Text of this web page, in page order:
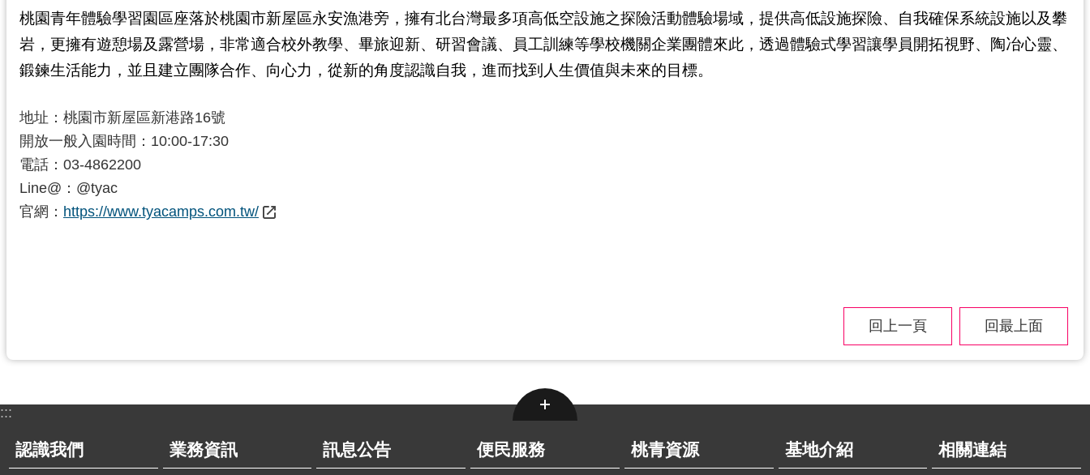
桃園青年體驗學習園區座落於桃園市新屋區永安漁港旁，擁有北台灣最多項高低空設施之探險活動體驗場域，提供高低設施探險、自我確保系統設施以及攀
岩，更擁有遊憩場及露營場，非常適合校外教學、畢旅迎新、研習會議、員工訓練等學校機關企業團體來此，透過體驗式學習讓學員開拓視野、陶冶心靈、
鍛鍊生活能力，並且建立團隊合作、向心力，從新的角度認識自我，進而找到人生價值與未來的目標。
地址：桃園市新屋區新港路16號
開放一般入園時間：10:00-17:30
電話：03-4862200
Line@：@tyac
官網： https://www.tyacamps.com.tw/
回上一頁 回最上面
:::
認識我們 業務資訊 訊息公告 便民服務 桃青資源 基地介紹 相關連結